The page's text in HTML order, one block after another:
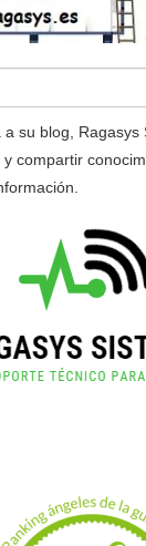
su blog,
compartir